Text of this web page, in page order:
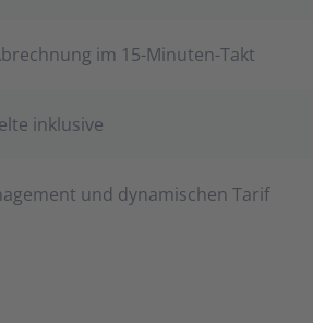
im 15-Minuten-Takt
inklusive
und dynamischen Tarif